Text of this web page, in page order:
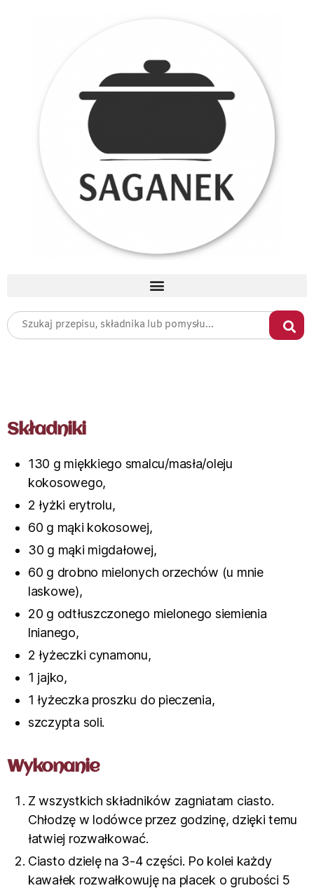
Składniki
130 g miękkiego smalcu/masła/oleju
kokosowego,
2 łyżki erytrolu,
60 g mąki kokosowej,
30 g mąki migdałowej,
60 g drobno mielonych orzechów (u mnie
laskowe),
20 g odtłuszczonego mielonego siemienia
lnianego,
2 łyżeczki cynamonu,
1 jajko,
1 łyżeczka proszku do pieczenia,
szczypta soli.
Wykonanie
Z wszystkich składników zagniatam ciasto.
Chłodzę w lodówce przez godzinę, dzięki temu
łatwiej rozwałkować.
Ciasto dzielę na 3-4 części. Po kolei każdy
kawałek rozwałkowuję na placek o grubości 5